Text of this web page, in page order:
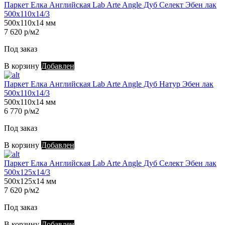
Паркет Елка Английская Lab Arte Angle Дуб Селект Эбен лак
500х110х14/3
500х110х14 мм
7 620 р/м2
Под заказ
В корзину Добавлен
Паркет Елка Английская Lab Arte Angle Дуб Натур Эбен лак
500х110х14/3
500х110х14 мм
6 770 р/м2
Под заказ
В корзину Добавлен
Паркет Елка Английская Lab Arte Angle Дуб Селект Эбен лак
500х125х14/3
500х125х14 мм
7 620 р/м2
Под заказ